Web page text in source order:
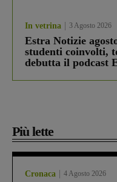
In vetrina 3 Agosto 2026
Estra Notizie
studenti coinvolti,
debutta il podcast
Più lette
Cronaca 4 Agosto 2026